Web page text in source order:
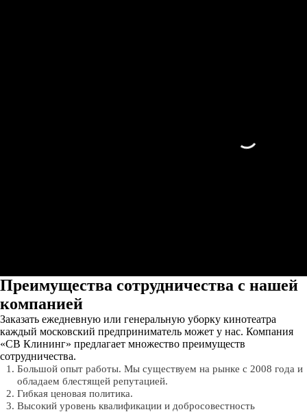
Преимущества сотрудничества с нашей
компанией
Заказать ежедневную или генеральную уборку кинотеатра
каждый московский предприниматель может у нас. Компания
«СВ Клининг» предлагает множество преимуществ
сотрудничества.
Большой опыт работы. Мы существуем на рынке с 2008 года и
обладаем блестящей репутацией.
Гибкая ценовая политика.
Высокий уровень квалификации и добросовестность